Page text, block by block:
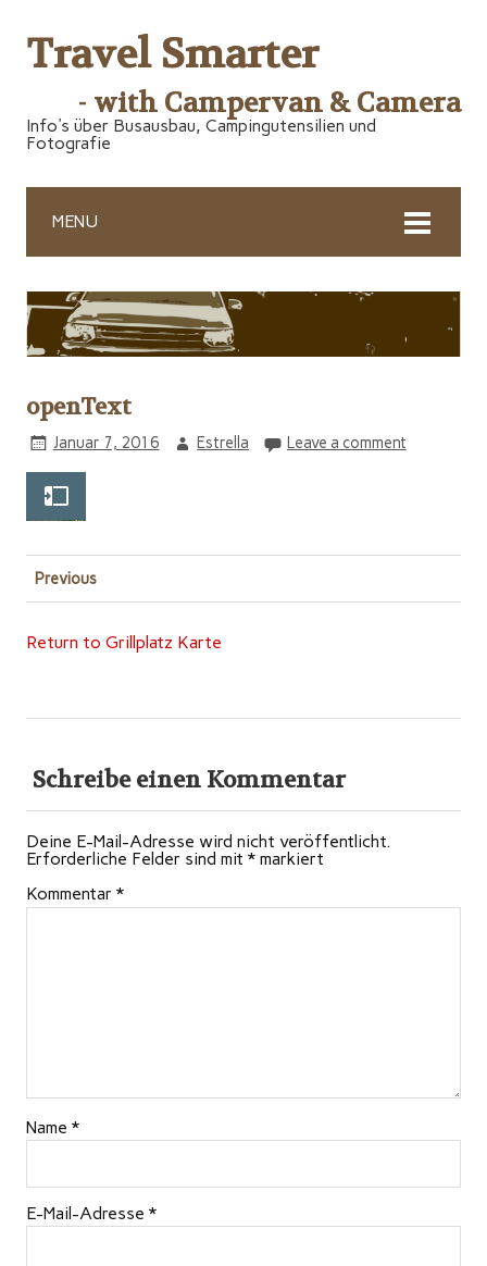
Travel Smarter
- with Campervan & Camera
Info's über Busausbau, Campingutensilien und
Fotografie
MENU
openText
Januar 7, 2016 Estrella Leave a comment
Previous
Return to Grillplatz Karte
Schreibe einen Kommentar
Deine E-Mail-Adresse wird nicht veröffentlicht.
Erforderliche Felder sind mit * markiert
Kommentar *
Name *
E-Mail-Adresse *